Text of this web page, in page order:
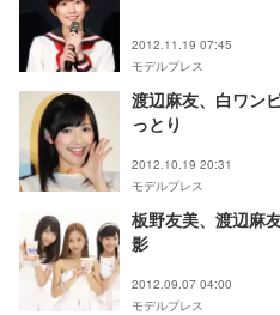
2012.11.19 07:45
モデルプレス
渡辺麻友、白ワン
っとり
2012.10.19 20:31
モデルプレス
板野友美、渡辺麻
影
2012.09.07 04:00
モデルプレス